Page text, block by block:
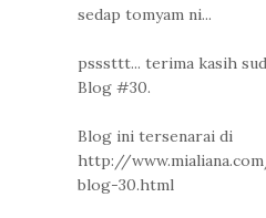
sedap tomyam ni...
psssttt... terima kasih
Blog #30.
Blog ini tersenarai di
http://
blog-30.html